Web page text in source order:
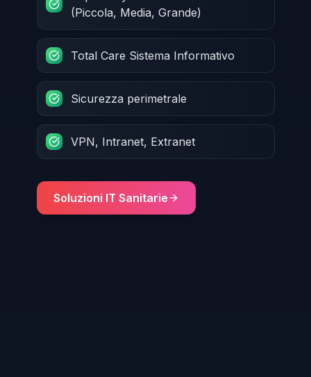
(Piccola, Media, Grande)
Total Care Sistema Informativo
Sicurezza perimetrale
VPN, Intranet, Extranet
Soluzioni IT Sanitarie